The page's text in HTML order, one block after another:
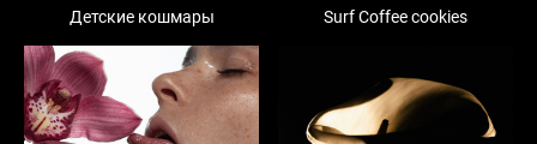
Детские кошмары Surf Coffee cookies